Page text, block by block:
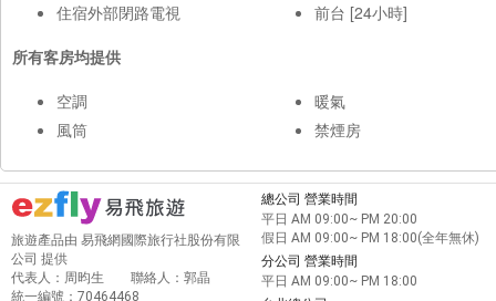
住宿外部閉路電視
前台 [24小時]
所有客房均提供
空調
風筒
暖氣
禁煙房